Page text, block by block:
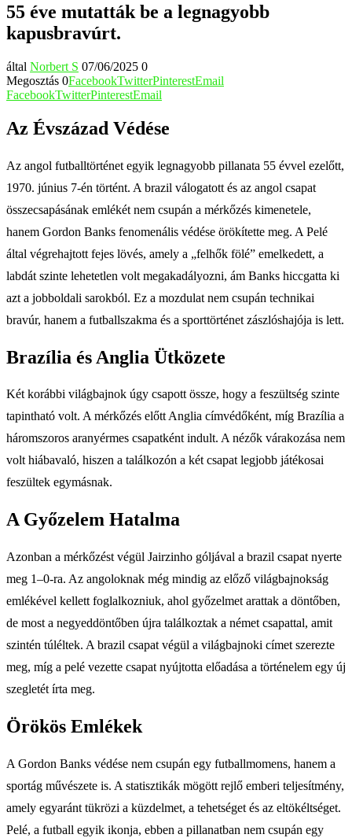
55 éve mutatták be a legnagyobb
kapusbravúrt.
által Norbert S 07/06/2025 0
Megosztás 0FacebookTwitterPinterestEmail
FacebookTwitterPinterestEmail
Az Évszázad Védése
Az angol futballtörténet egyik legnagyobb pillanata 55 évvel ezelőtt,
1970. június 7-én történt. A brazil válogatott és az angol csapat
összecsapásának emlékét nem csupán a mérkőzés kimenetele,
hanem Gordon Banks fenomenális védése örökítette meg. A Pelé
által végrehajtott fejes lövés, amely a „felhők fölé” emelkedett, a
labdát szinte lehetetlen volt megakadályozni, ám Banks hiccgatta ki
azt a jobboldali sarokból. Ez a mozdulat nem csupán technikai
bravúr, hanem a futballszakma és a sporttörténet zászlóshajója is lett.
Brazília és Anglia Ütközete
Két korábbi világbajnok úgy csapott össze, hogy a feszültség szinte
tapintható volt. A mérkőzés előtt Anglia címvédőként, míg Brazília a
háromszoros aranyérmes csapatként indult. A nézők várakozása nem
volt hiábavaló, hiszen a találkozón a két csapat legjobb játékosai
feszültek egymásnak.
A Győzelem Hatalma
Azonban a mérkőzést végül Jairzinho góljával a brazil csapat nyerte
meg 1–0-ra. Az angoloknak még mindig az előző világbajnokság
emlékével kellett foglalkozniuk, ahol győzelmet arattak a döntőben,
de most a negyeddöntőben újra találkoztak a német csapattal, amit
szintén túléltek. A brazil csapat végül a világbajnoki címet szerezte
meg, míg a pelé vezette csapat nyújtotta előadása a történelem egy új
szegletét írta meg.
Örökös Emlékek
A Gordon Banks védése nem csupán egy futballmomens, hanem a
sportág művészete is. A statisztikák mögött rejlő emberi teljesítmény,
amely egyaránt tükrözi a küzdelmet, a tehetséget és az eltökéltséget.
Pelé, a futball egyik ikonja, ebben a pillanatban nem csupán egy